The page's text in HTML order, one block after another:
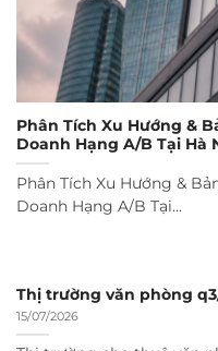
Phân Tích Xu Hướng &
Doanh Hạng A/B Tại Hà
Phân Tích Xu Hướng &
Doanh Hạng A/B Tại...
Thị trường văn phòng
15/07/2026